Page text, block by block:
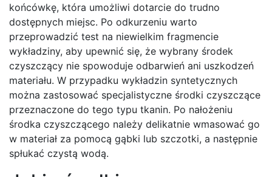
końcówkę, która umożliwi dotarcie do trudno
dostępnych miejsc. Po odkurzeniu warto
przeprowadzić test na niewielkim fragmencie
wykładziny, aby upewnić się, że wybrany środek
czyszczący nie spowoduje odbarwień ani uszkodzeń
materiału. W przypadku wykładzin syntetycznych
można zastosować specjalistyczne środki czyszczące
przeznaczone do tego typu tkanin. Po nałożeniu
środka czyszczącego należy delikatnie wmasować go
w materiał za pomocą gąbki lub szczotki, a następnie
spłukać czystą wodą.